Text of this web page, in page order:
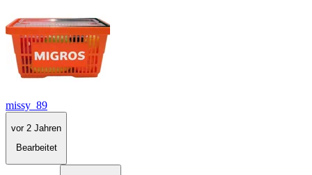
missy_89
vor 2 Jahren
Bearbeitet